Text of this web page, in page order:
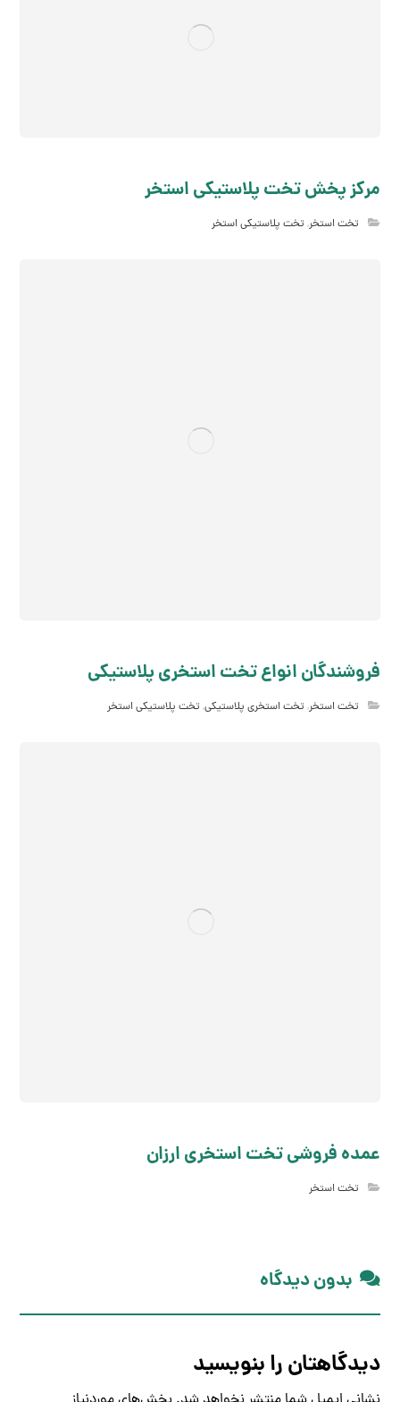
مرکز پخش تخت پلاستیکی استخر
تخت استخر, تخت پلاستیکی استخر
فروشندگان انواع تخت استخری پلاستیکی
تخت استخر, تخت استخری پلاستیکی, تخت پلاستیکی استخر
عمده فروشی تخت استخری ارزان
تخت استخر
بدون دیدگاه
دیدگاهتان را بنویسید